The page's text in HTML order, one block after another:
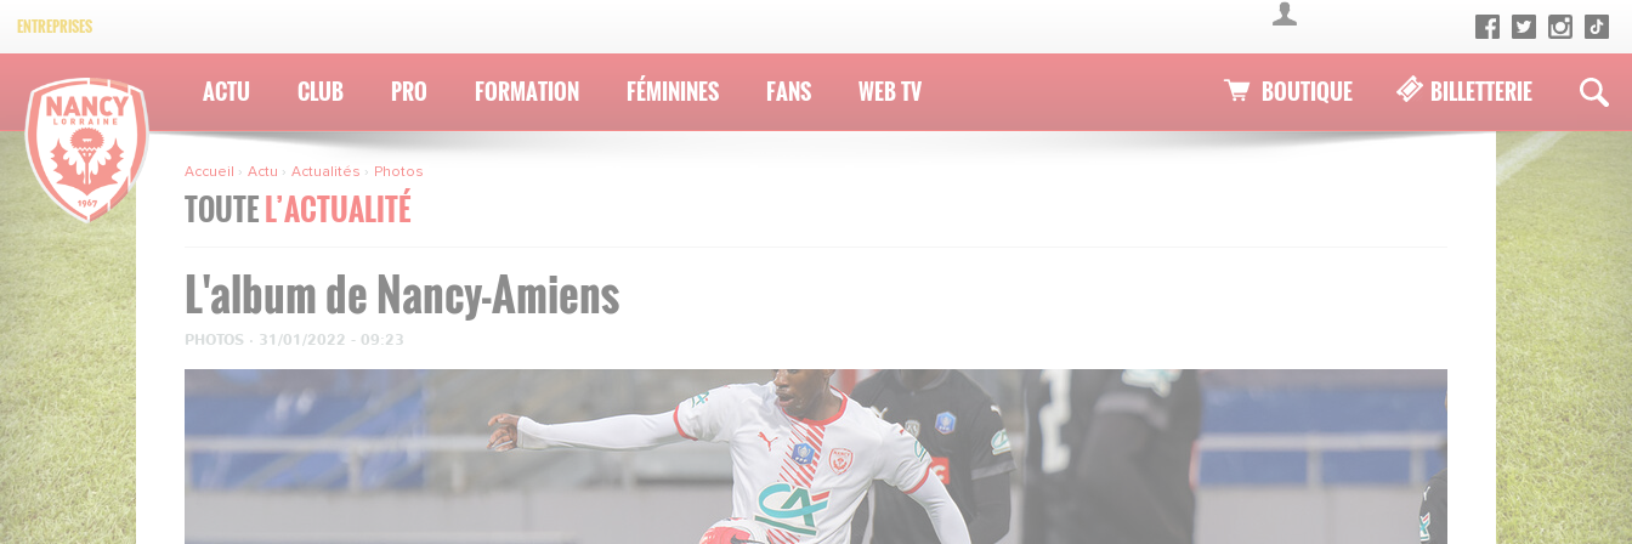
ENTREPRISES
ACTU CLUB PRO FORMATION FÉMININES FANS WEB TV BOUTIQUE BILLETTERIE
Accueil Actu Actualités Photos
TOUTEL’ACTUALITÉ
L'album de Nancy-Amiens
PHOTOS · 31/01/2022 - 09:23